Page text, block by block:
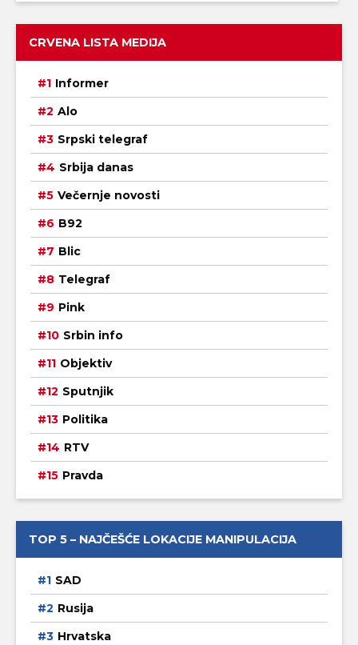
CRVENA LISTA MEDIJA
Informer
Alo
Srpski telegraf
Srbija danas
Večernje novosti
B92
Blic
Telegraf
Pink
Srbin info
Objektiv
Sputnjik
Politika
RTV
Pravda
TOP 5 – NAJČEŠĆE LOKACIJE MANIPULACIJA
SAD
Rusija
Hrvatska